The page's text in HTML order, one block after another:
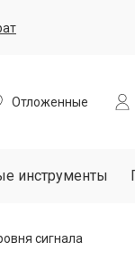
Отложенные
инструменты
сигнала